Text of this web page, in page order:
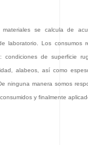
se calcula de
laboratorio. Los consumos
de superficie
alabeos, así como
ninguna manera somos
y finalmente